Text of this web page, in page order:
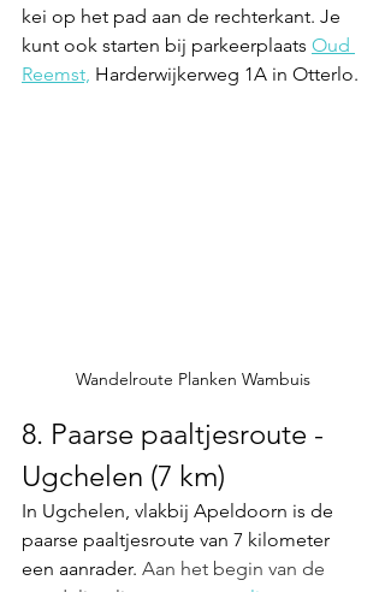
kei op het pad aan de rechterkant. Je
kunt ook starten bij parkeerplaats Oud
Reemst, Harderwijkerweg 1A in Otterlo.
Wandelroute Planken Wambuis
8. Paarse paaltjesroute -
Ugchelen (7 km)
In Ugchelen, vlakbij Apeldoorn is de
paarse paaltjesroute van 7 kilometer
een aanrader. Aan het begin van de